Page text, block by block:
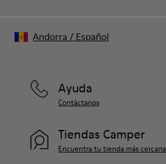
Ayuda
Contáctanos
Tiendas Camper
Encuentra tu tienda más cercana
Andorra / Español